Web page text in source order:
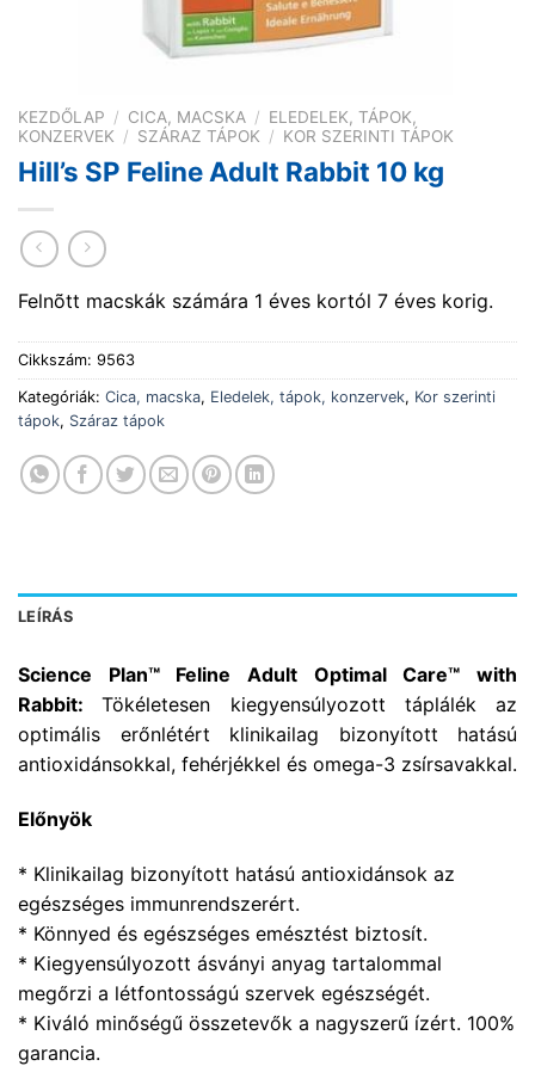
KEZDŐLAP / CICA, MACSKA / ELEDELEK, TÁPOK,
KONZERVEK / SZÁRAZ TÁPOK / KOR SZERINTI TÁPOK
Hill’s SP Feline Adult Rabbit 10 kg
Felnõtt macskák számára 1 éves kortól 7 éves korig.
Cikkszám: 9563
Kategóriák: Cica, macska, Eledelek, tápok, konzervek, Kor szerinti
tápok, Száraz tápok
LEÍRÁS
Science Plan™ Feline Adult Optimal Care™ with
Rabbit:Tökéletesen kiegyensúlyozott táplálék az
optimális erőnlétért klinikailag bizonyított hatású
antioxidánsokkal, fehérjékkel és omega-3 zsírsavakkal.
Előnyök
* Klinikailag bizonyított hatású antioxidánsok az
egészséges immunrendszerért.
* Könnyed és egészséges emésztést biztosít.
* Kiegyensúlyozott ásványi anyag tartalommal
megőrzi a létfontosságú szervek egészségét.
* Kiváló minőségű összetevők a nagyszerű ízért. 100%
garancia.